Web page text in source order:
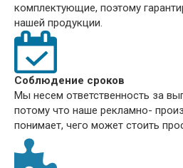
комплектующие, поэтому
нашей продукции.
Соблюдение сроков
Мы несем ответственность за
потому что наше рекламно-
понимает, чего может стоить